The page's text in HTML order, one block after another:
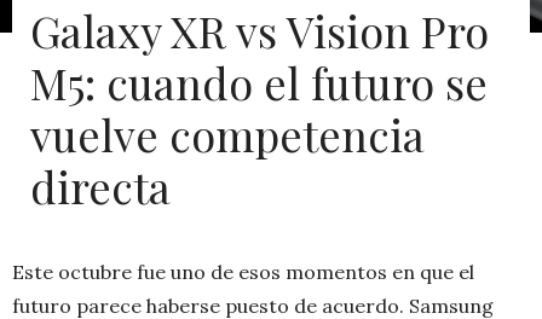
Galaxy XR vs Vision Pro
M5: cuando el futuro se
vuelve competencia
directa
Este octubre fue uno de esos momentos en que el
futuro parece haberse puesto de acuerdo. Samsung